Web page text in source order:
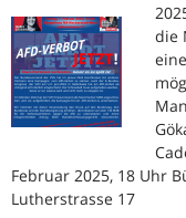
die
Februar 2025, 18 Uhr
Lutherstrasse 17